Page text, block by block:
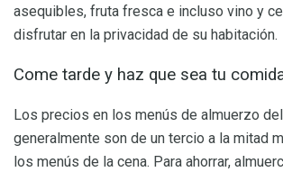
asequibles, fruta fresca e incluso vino y
disfrutar en la privacidad de su habitación.
Come tarde y haz que sea tu
Los precios en los menús de almuerzo
generalmente son de un tercio a la mitad
los menús de la cena. Para ahorrar,